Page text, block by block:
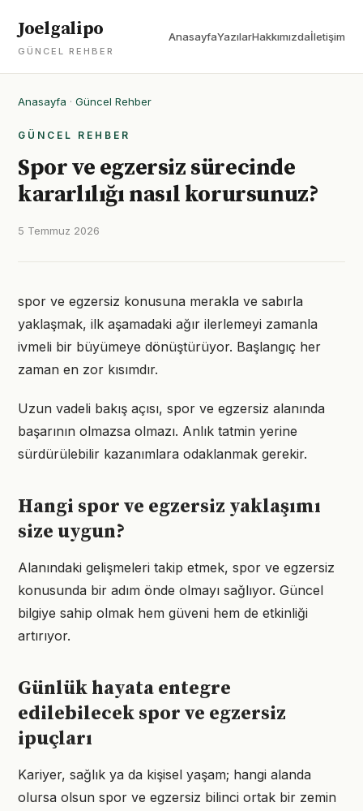
Joelgalipo
GÜNCEL REHBER
AnasayfaYazılarHakkımızdaİletişim
Anasayfa · Güncel Rehber
GÜNCEL REHBER
Spor ve egzersiz sürecinde
kararlılığı nasıl korursunuz?
5 Temmuz 2026
spor ve egzersiz konusuna merakla ve sabırla
yaklaşmak, ilk aşamadaki ağır ilerlemeyi zamanla
ivmeli bir büyümeye dönüştürüyor. Başlangıç her
zaman en zor kısımdır.
Uzun vadeli bakış açısı, spor ve egzersiz alanında
başarının olmazsa olmazı. Anlık tatmin yerine
sürdürülebilir kazanımlara odaklanmak gerekir.
Hangi spor ve egzersiz yaklaşımı
size uygun?
Alanındaki gelişmeleri takip etmek, spor ve egzersiz
konusunda bir adım önde olmayı sağlıyor. Güncel
bilgiye sahip olmak hem güveni hem de etkinliği
artırıyor.
Günlük hayata entegre
edilebilecek spor ve egzersiz
ipuçları
Kariyer, sağlık ya da kişisel yaşam; hangi alanda
olursa olsun spor ve egzersiz bilinci ortak bir zemin